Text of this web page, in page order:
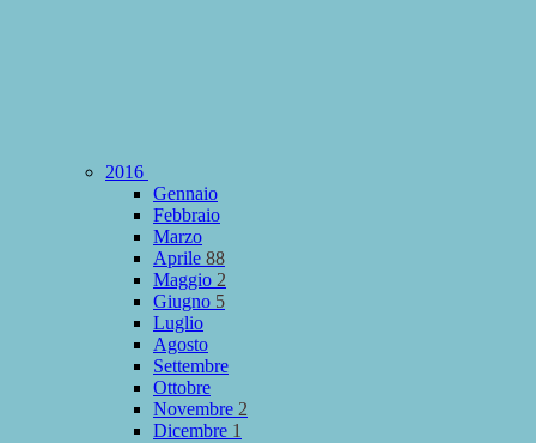
2016
Gennaio
Febbraio
Marzo
Aprile 88
Maggio 2
Giugno 5
Luglio
Agosto
Settembre
Ottobre
Novembre 2
Dicembre 1